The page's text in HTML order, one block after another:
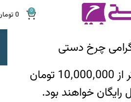
چرخ دستی
خریدهای بالاتر از 10٬000٬000 تومان
رایگان خواهند بود.
0
0
ویکتوریا
سرویس دایکست